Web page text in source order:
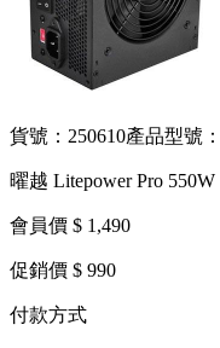
貨號：250610產品型號
曜越 Litepower Pro
會員價 $ 1,490
促銷價 $ 990
付款方式